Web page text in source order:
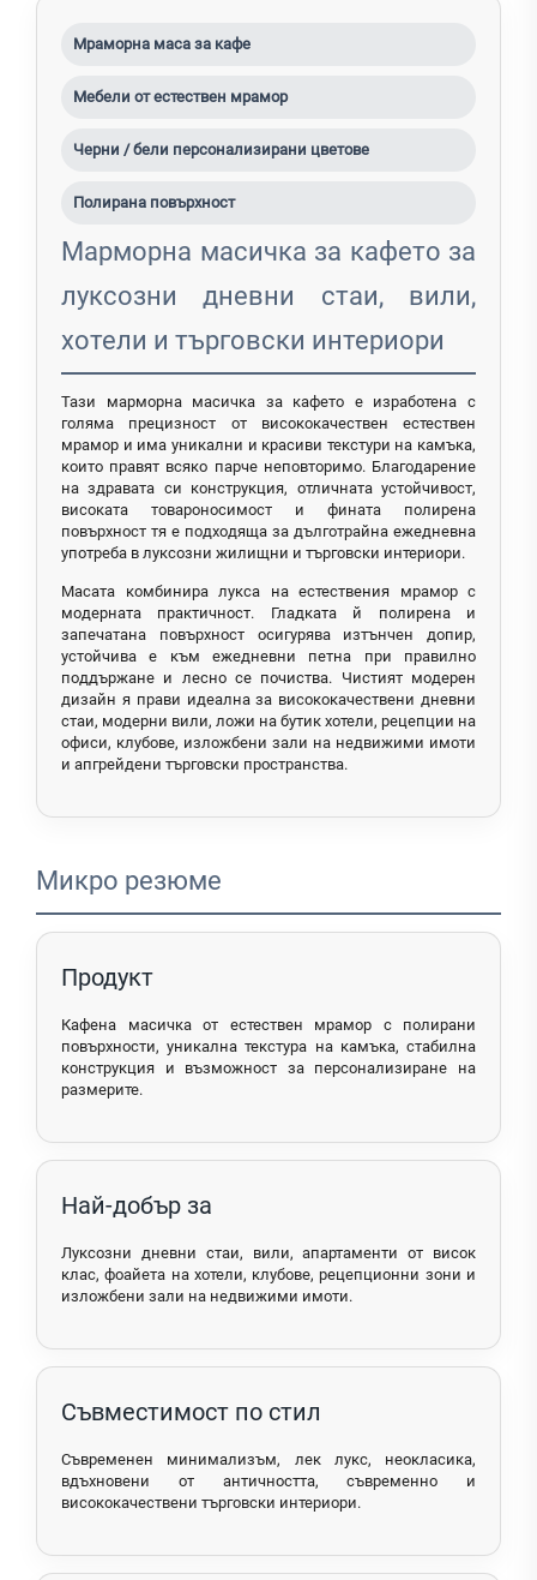
Мраморна маса за кафе
Мебели от естествен мрамор
Черни / бели персонализирани цветове
Полирана повърхност
Марморна масичка за кафето за
луксозни дневни стаи, вили,
хотели и търговски интериори
Тази марморна масичка за кафето е изработена с
голяма прецизност от висококачествен естествен
мрамор и има уникални и красиви текстури на камъка,
които правят всяко парче неповторимо. Благодарение
на здравата си конструкция, отличната устойчивост,
високата товароносимост и фината полирена
повърхност тя е подходяща за дълготрайна ежедневна
употреба в луксозни жилищни и търговски интериори.
Масата комбинира лукса на естествения мрамор с
модерната практичност. Гладката й полирена и
запечатана повърхност осигурява изтънчен допир,
устойчива е към ежедневни петна при правилно
поддържане и лесно се почиства. Чистият модерен
дизайн я прави идеална за висококачествени дневни
стаи, модерни вили, ложи на бутик хотели, рецепции на
офиси, клубове, изложбени зали на недвижими имоти
и апгрейдени търговски пространства.
Микро резюме
Продукт
Кафена масичка от естествен мрамор с полирани
повърхности, уникална текстура на камъка, стабилна
конструкция и възможност за персонализиране на
размерите.
Най-добър за
Луксозни дневни стаи, вили, апартаменти от висок
клас, фоайета на хотели, клубове, рецепционни зони и
изложбени зали на недвижими имоти.
Съвместимост по стил
Съвременен минимализъм, лек лукс, неокласика,
вдъхновени от античността, съвременно и
висококачествени търговски интериори.